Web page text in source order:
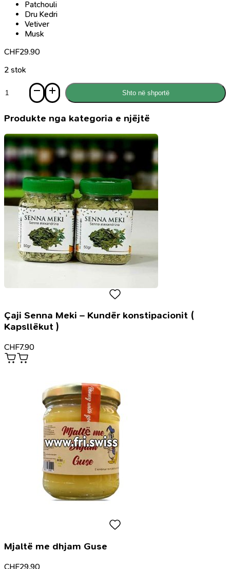
Patchouli
Dru Kedri
Vetiver
Musk
CHF29.90
2 stok
Parfum
Mission
100ml
Shto në shportë
Produkte nga kategoria e njëjtë
Çaji Senna Meki – Kundër konstipacionit (
Kapsllëkut )
CHF7.90
Mjaltë me dhjam Guse
CHF29.90